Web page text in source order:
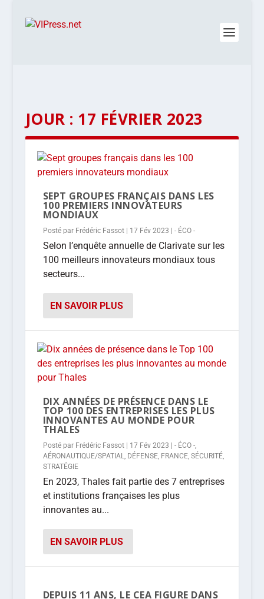
JOUR : 17 FÉVRIER 2023
SEPT GROUPES FRANÇAIS DANS LES
100 PREMIERS INNOVATEURS
MONDIAUX
Posté par Frédéric Fassot| 17 Fév 2023 - ÉCO -
Selon l’enquête annuelle de Clarivate sur les
100 meilleurs innovateurs mondiaux tous
secteurs...
EN SAVOIR PLUS
DIX ANNÉES DE PRÉSENCE DANS LE
TOP 100 DES ENTREPRISES LES PLUS
INNOVANTES AU MONDE POUR
THALES
Posté par Frédéric Fassot| 17 Fév 2023 - ÉCO -,
AÉRONAUTIQUE/SPATIAL, DÉFENSE, FRANCE, SÉCURITÉ,
STRATÉGIE
En 2023, Thales fait partie des 7 entreprises
et institutions françaises les plus
innovantes au...
EN SAVOIR PLUS
DEPUIS 11 ANS, LE CEA FIGURE DANS